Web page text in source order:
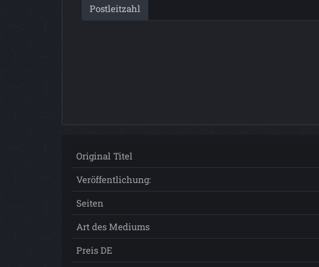
Postleitzahl
Original Titel
Veröffentlichung:
Seiten
Art des Mediums
Preis DE